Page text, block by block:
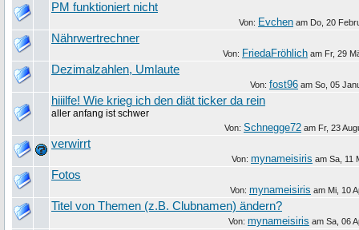
PM funktioniert nicht
Von: Evchen am Do, 20
Nährwertrechner
Von: FriedaFröhlich am Fr, 29
Dezimalzahlen, Umlaute
Von: fost96 am So, 05
hiiilfe! Wie krieg ich den diät ticker da rein
aller anfang ist schwer
Von: Schnegge72 am Fr, 23
verwirrt
Von: mynameisiris am Sa, 11
Fotos
Von: mynameisiris am Mi, 10
Titel von Themen (z.B. Clubnamen) ändern?
Von: mynameisiris am Sa, 06